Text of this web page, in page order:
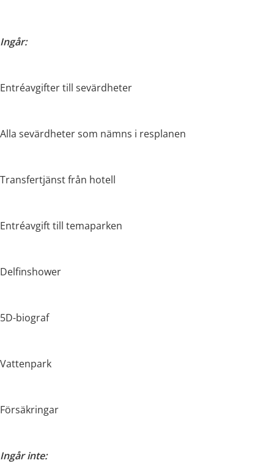
Ingår:
Entréavgifter till sevärdheter
Alla sevärdheter som nämns i resplanen
Transfertjänst från hotell
Entréavgift till temaparken
Delfinshower
5D-biograf
Vattenpark
Försäkringar
Ingår inte: